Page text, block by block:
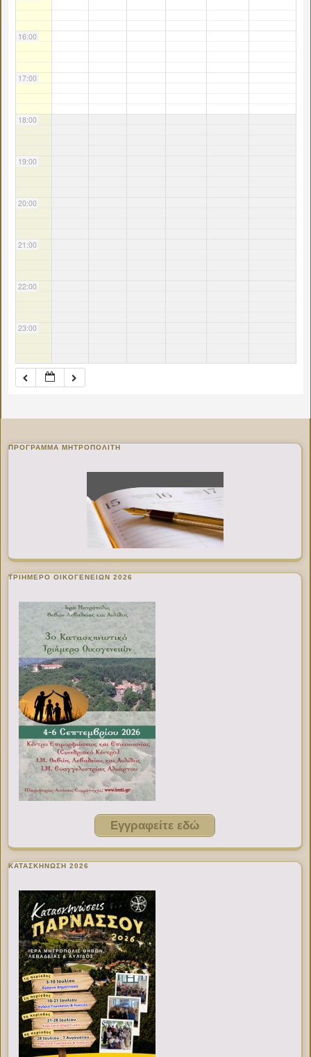
16:00
17:00
18:00
19:00
20:00
21:00
22:00
23:00
ΠΡΌΓΡΑΜΜΑ ΜΗΤΡΟΠΟΛΊΤΗ
ΤΡΙΗΜΕΡΟ ΟΙΚΟΓΕΝΕΙΩΝ 2026
Εγγραφείτε εδώ
ΚΑΤΑΣΚΗΝΩΣΗ 2026